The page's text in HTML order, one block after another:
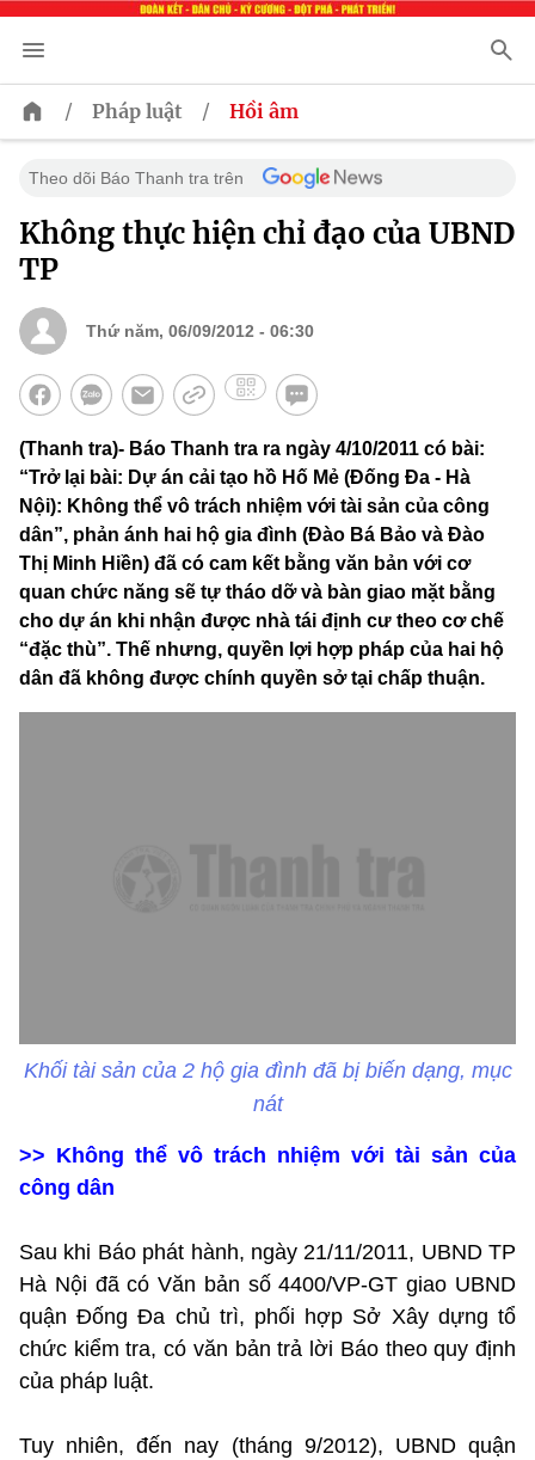
/ Pháp luật / Hồi âm
Theo dõi Báo Thanh tra trên
Không thực hiện chỉ đạo của UBND
TP
Thứ năm, 06/09/2012 - 06:30
(Thanh tra)- Báo Thanh tra ra ngày 4/10/2011 có bài:
“Trở lại bài: Dự án cải tạo hồ Hố Mẻ (Đống Đa - Hà
Nội): Không thể vô trách nhiệm với tài sản của công
dân”, phản ánh hai hộ gia đình (Đào Bá Bảo và Đào
Thị Minh Hiền) đã có cam kết bằng văn bản với cơ
quan chức năng sẽ tự tháo dỡ và bàn giao mặt bằng
cho dự án khi nhận được nhà tái định cư theo cơ chế
“đặc thù”. Thế nhưng, quyền lợi hợp pháp của hai hộ
dân đã không được chính quyền sở tại chấp thuận.
Khối tài sản của 2 hộ gia đình đã bị biến dạng, mục
nát
>> Không thể vô trách nhiệm với tài sản của
công dân
Sau khi Báo phát hành, ngày 21/11/2011, UBND TP
Hà Nội đã có Văn bản số 4400/VP-GT giao UBND
quận Đống Đa chủ trì, phối hợp Sở Xây dựng tổ
chức kiểm tra, có văn bản trả lời Báo theo quy định
của pháp luật.
Tuy nhiên, đến nay (tháng 9/2012), UBND quận